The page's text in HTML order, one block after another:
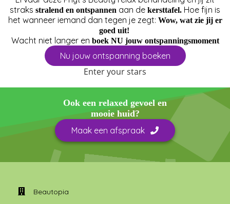
straks stralend en ontspannen aan de kersttafel. Hoe fijn is
het wanneer iemand dan tegen je zegt: Wow, wat zie jij er
goed uit!
Wacht niet langer en boek NU jouw ontspanningsmoment
Nu jouw ontspanning boeken
Enter your stars
Ook een relaxed gevoel en
mooie huid?
Maak een afspraak
Beautopia